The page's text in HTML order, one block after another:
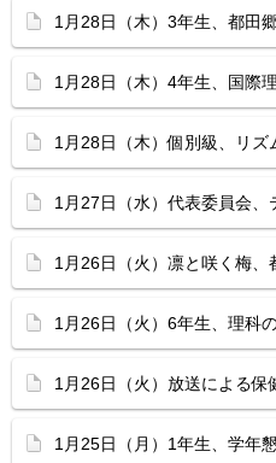
1月28日（木）3年生、都田
1月28日（木）4年生、国際
1月28日（木）個別級、リズ
1月27日（水）代表委員会、
1月26日（火）凛と咲く梅、
1月26日（火）6年生、理科
1月26日（火）放送による保
1月25日（月）1年生、学年